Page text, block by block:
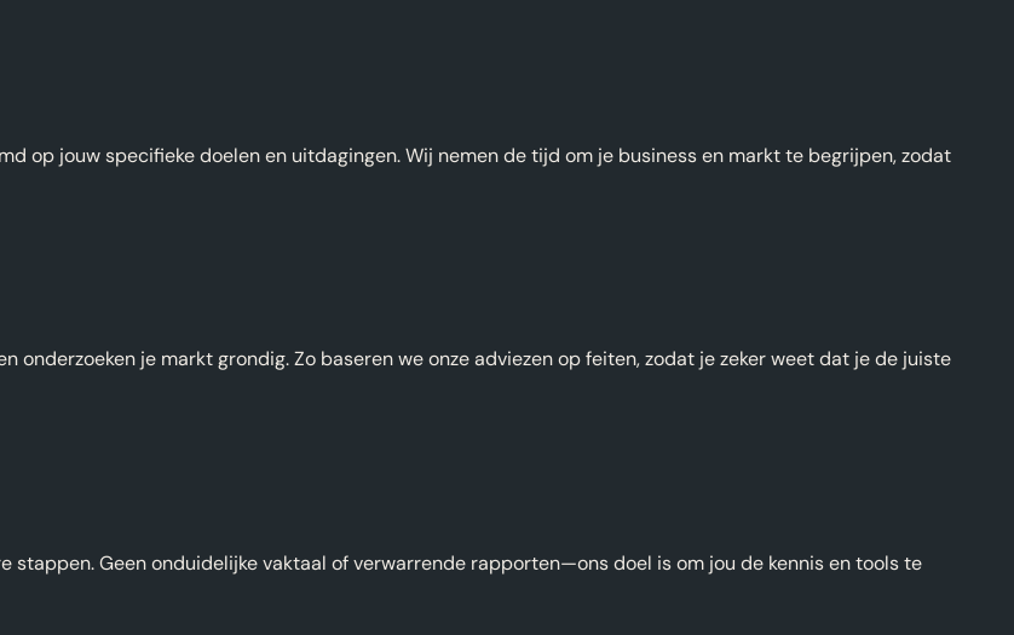
op jouw specifieke doelen en uitdagingen. Wij nemen de tijd om je business en markt te begrijpen, zodat
onderzoeken je markt grondig. Zo baseren we onze adviezen op feiten, zodat je zeker weet dat je de juiste
stappen. Geen onduidelijke vaktaal of verwarrende rapporten—ons doel is om jou de kennis en tools te